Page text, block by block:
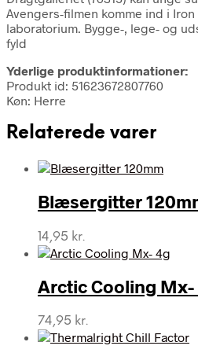
Avengers-filmen komme ind i
laboratorium. Bygge-, lege- og
fyld
Yderlige produktinformationer:
Produkt id: 51623672807760
Køn: Herre
Relaterede varer
Blæsergitter
14,95 kr.
Arctic Cooling Mx-
74,95 kr.